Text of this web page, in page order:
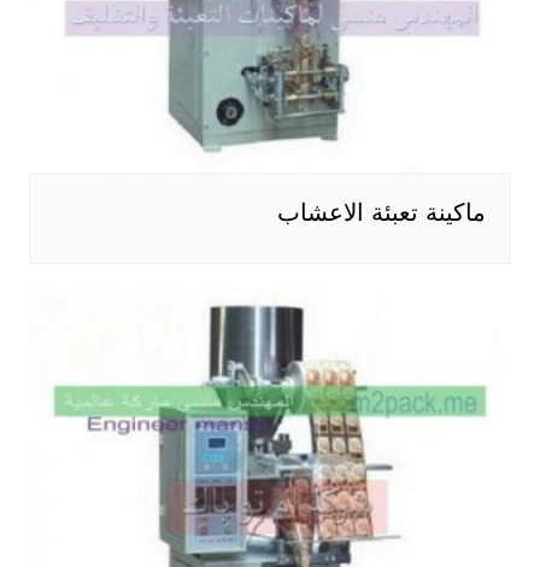
ماكينة تعبئة الاعشاب